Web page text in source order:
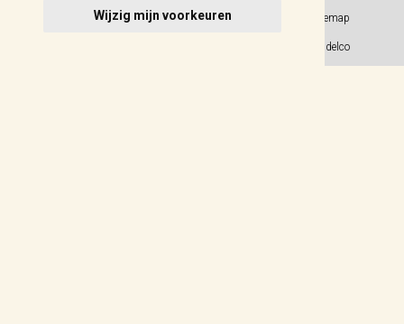
Wijzig mijn voorkeuren
Privacy Policy Sitemap
© 2026 Weidelco